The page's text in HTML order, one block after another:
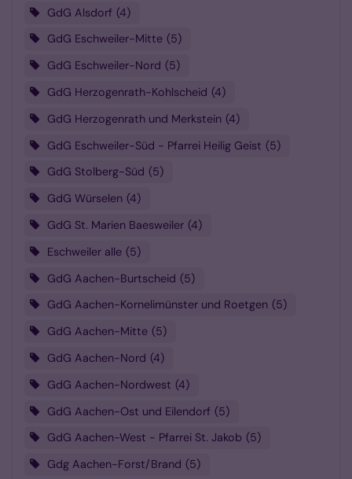
GdG Alsdorf 4
GdG Eschweiler-Mitte
5
GdG Eschweiler-Nord 5
GdG Herzogenrath-Kohlscheid 4
GdG Herzogenrath und Merkstein 4
GdG Eschweiler-Süd - Pfarrei Heilig Geist 5
GdG Stolberg-Süd
5
GdG Würselen 4
GdG St. Marien Baesweiler 4
Eschweiler alle 5
GdG Aachen-Burtscheid 5
GdG Aachen-Kornelimünster und Roetgen
5
GdG Aachen-Mitte 5
GdG Aachen-Nord 4
GdG Aachen-Nordwest 4
GdG Aachen-Ost und Eilendorf 5
GdG Aachen-West - Pfarrei St. Jakob
5
Gdg Aachen-Forst/Brand 5